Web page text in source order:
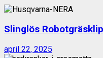
Slinglös
april 22, 2025